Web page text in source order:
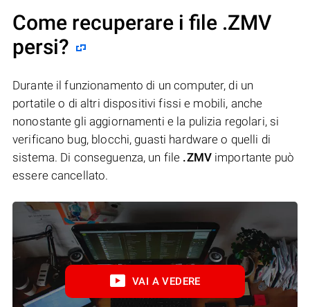
Come recuperare i file .ZMV
persi?
Durante il funzionamento di un computer, di un
portatile o di altri dispositivi fissi e mobili, anche
nonostante gli aggiornamenti e la pulizia regolari, si
verificano bug, blocchi, guasti hardware o quelli di
sistema. Di conseguenza, un file .ZMVimportante può
essere cancellato.
VAI A VEDERE